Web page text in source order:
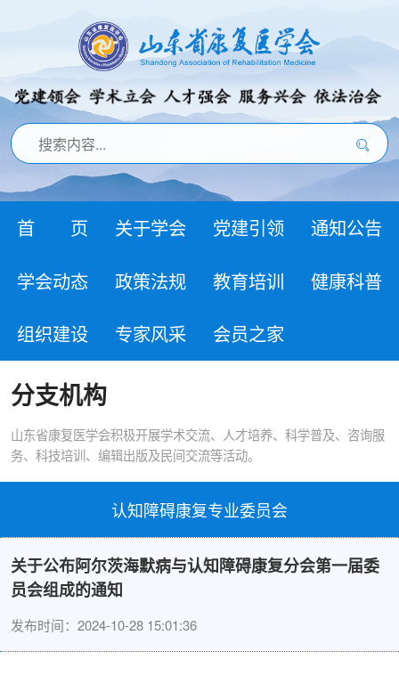
首 页 关于学会 党建引领 通知公告
学会动态 政策法规 教育培训 健康科普
组织建设 专家风采 会员之家
分支机构
山东省康复医学会积极开展学术交流、人才培养、科学普及、咨询服
务、科技培训、编辑出版及民间交流等活动。
认知障碍康复专业委员会
关于公布阿尔茨海默病与认知障碍康复分会第一届委
员会组成的通知
发布时间：2024-10-28 15:01:36